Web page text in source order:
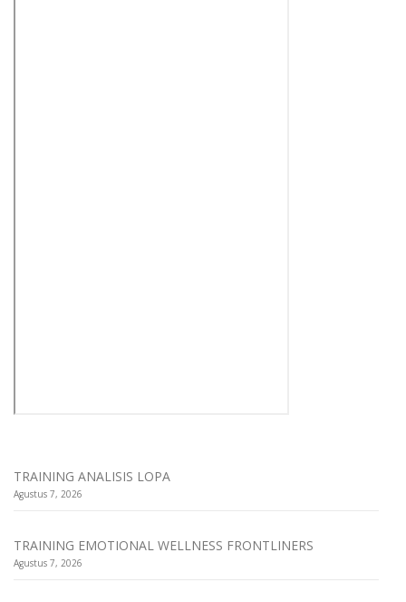
TRAINING ANALISIS LOPA
Agustus 7, 2026
TRAINING EMOTIONAL WELLNESS FRONTLINERS
Agustus 7, 2026